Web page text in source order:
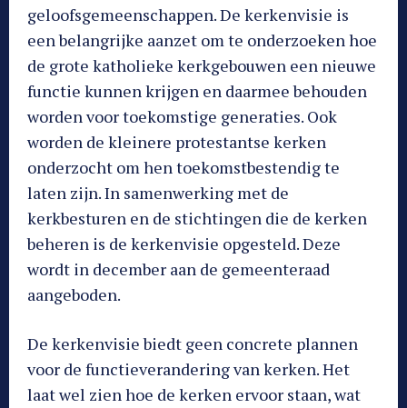
geloofsgemeenschappen. De kerkenvisie is
een belangrijke aanzet om te onderzoeken hoe
de grote katholieke kerkgebouwen een nieuwe
functie kunnen krijgen en daarmee behouden
worden voor toekomstige generaties. Ook
worden de kleinere protestantse kerken
onderzocht om hen toekomstbestendig te
laten zijn. In samenwerking met de
kerkbesturen en de stichtingen die de kerken
beheren is de kerkenvisie opgesteld. Deze
wordt in december aan de gemeenteraad
aangeboden.
De kerkenvisie biedt geen concrete plannen
voor de functieverandering van kerken. Het
laat wel zien hoe de kerken ervoor staan, wat